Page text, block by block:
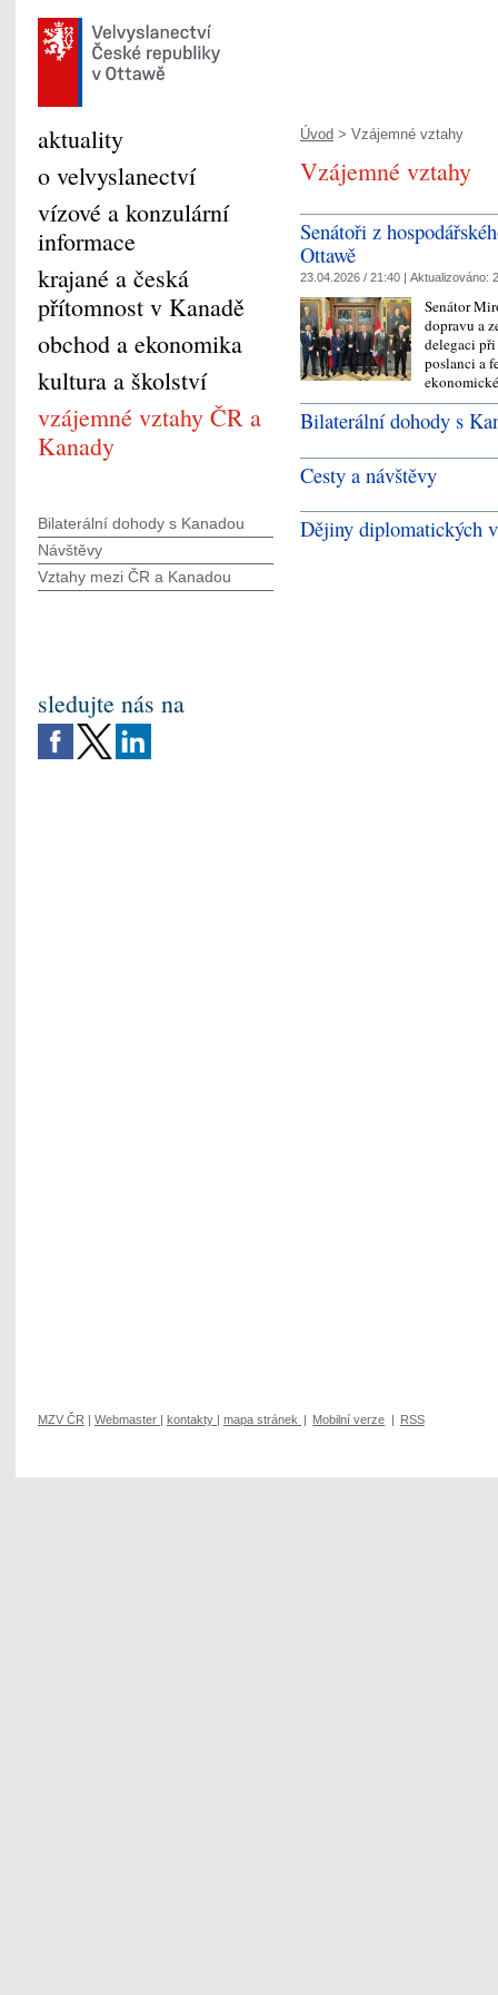
Úvod > Vzájemné vztahy
Vzájemné vztahy
Senátoři z
Ottawě
23.04.2026 / 21:40 | Aktualizováno:
Senátor
dopravu a
delegaci
poslanci a
Bilaterální dohody s
Cesty a návštěvy
Dějiny diplomatických
aktuality
o velvyslanectví
vízové a konzulární
informace
krajané a česká
přítomnost v Kanadě
obchod a ekonomika
kultura a školství
vzájemné vztahy ČR a
Kanady
Bilaterální dohody s Kanadou
Návštěvy
Vztahy mezi ČR a Kanadou
sledujte nás na
MZV ČR | Webmaster | kontakty | mapa stránek | Mobilní verze | RSS